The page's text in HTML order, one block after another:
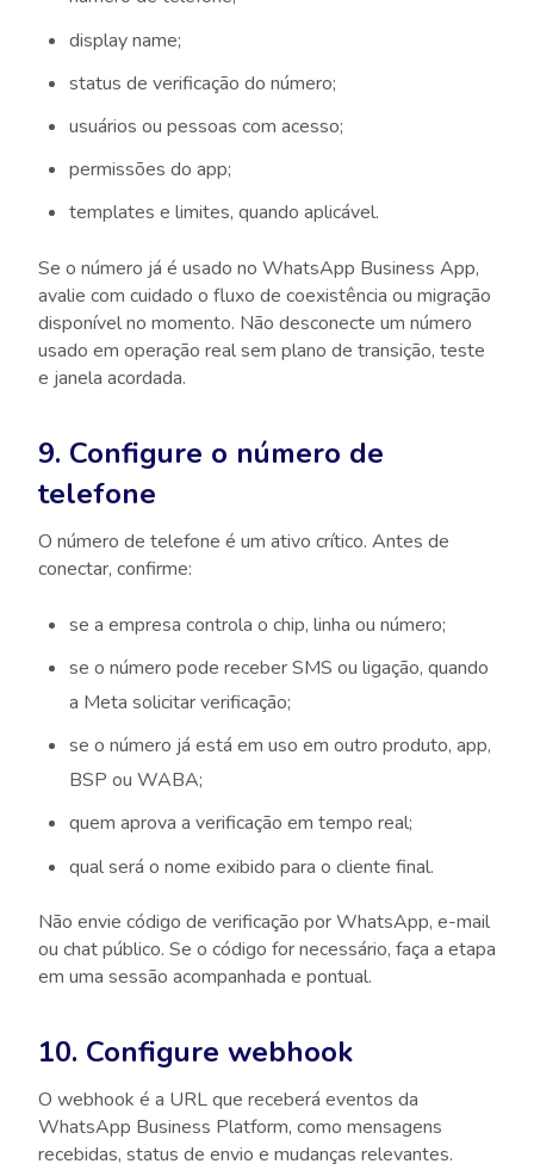
display name;
status de verificação do número;
usuários ou pessoas com acesso;
permissões do app;
templates e limites, quando aplicável.
Se o número já é usado no WhatsApp Business App,
avalie com cuidado o fluxo de coexistência ou migração
disponível no momento. Não desconecte um número
usado em operação real sem plano de transição, teste
e janela acordada.
9. Configure o número de
telefone
O número de telefone é um ativo crítico. Antes de
conectar, confirme:
se a empresa controla o chip, linha ou número;
se o número pode receber SMS ou ligação, quando
a Meta solicitar verificação;
se o número já está em uso em outro produto, app,
BSP ou WABA;
quem aprova a verificação em tempo real;
qual será o nome exibido para o cliente final.
Não envie código de verificação por WhatsApp, e-mail
ou chat público. Se o código for necessário, faça a etapa
em uma sessão acompanhada e pontual.
10. Configure webhook
O webhook é a URL que receberá eventos da
WhatsApp Business Platform, como mensagens
recebidas, status de envio e mudanças relevantes.